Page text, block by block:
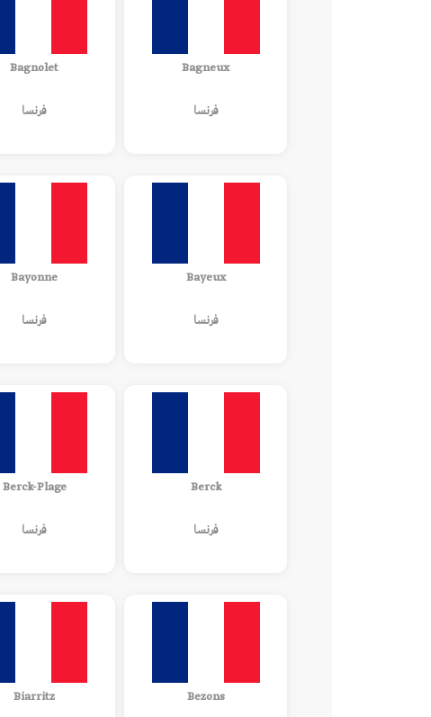
Bagneux
فرنسا
Bagnolet
فرنسا
Bayeux
فرنسا
Bayonne
فرنسا
Berck
فرنسا
Berck-Plage
فرنسا
Bezons
Biarritz